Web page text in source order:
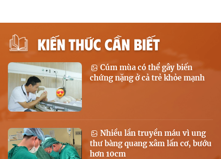
KIẾN THỨC CẦN BIẾT
Cúm mùa có thể gây biến
chứng nặng ở cả trẻ khỏe mạnh
Nhiều lần truyền máu vì ung
thư bàng quang xâm lấn cơ, bướu
hơn 10cm